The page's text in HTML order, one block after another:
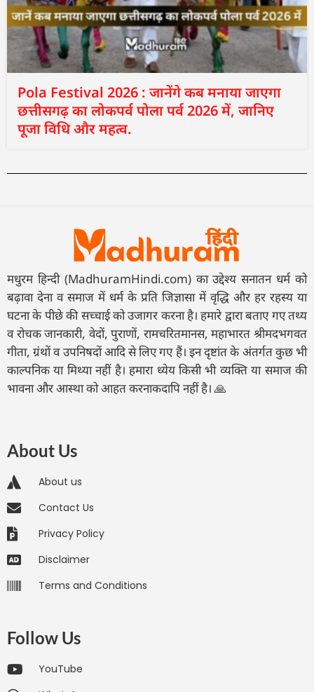
Pola Festival 2026 : जानेंगे कब मनाया जाएगा
छत्तीसगढ़ का लोकपर्व पोला पर्व 2026 में, जानिए
पूजा विधि और महत्व.
मधुरम हिन्दी (MadhuramHindi.com) का उद्देश्य सनातन धर्म को
बढ़ावा देना व समाज में धर्म के प्रति जिज्ञासा में वृद्धि और हर रहस्य या
घटना के पीछे की सच्चाई को उजागर करना है। हमारे द्वारा बताए गए तथ्य
व रोचक जानकारी, वेदों, पुराणों, रामचरितमानस, महाभारत श्रीमदभगवत
गीता, ग्रंथों व उपनिषदों आदि से लिए गए हैं। इन दृष्टांत के अंतर्गत कुछ भी
काल्पनिक या मिथ्या नहीं है। हमारा ध्येय किसी भी व्यक्ति या समाज की
भावना और आस्था को आहत करनाकदापि नहीं है। 🙏
About Us
About us
Contact Us
Privacy Policy
Disclaimer
Terms and Conditions
Follow Us
YouTube